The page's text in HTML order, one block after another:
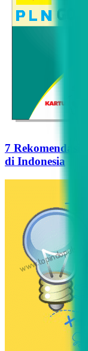
7 Rekomendasi
di Indonesia